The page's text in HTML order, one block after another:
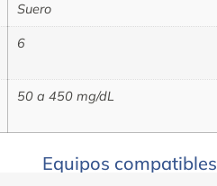
Suero
6
50 a 450 mg/dL
Equipos compatibles